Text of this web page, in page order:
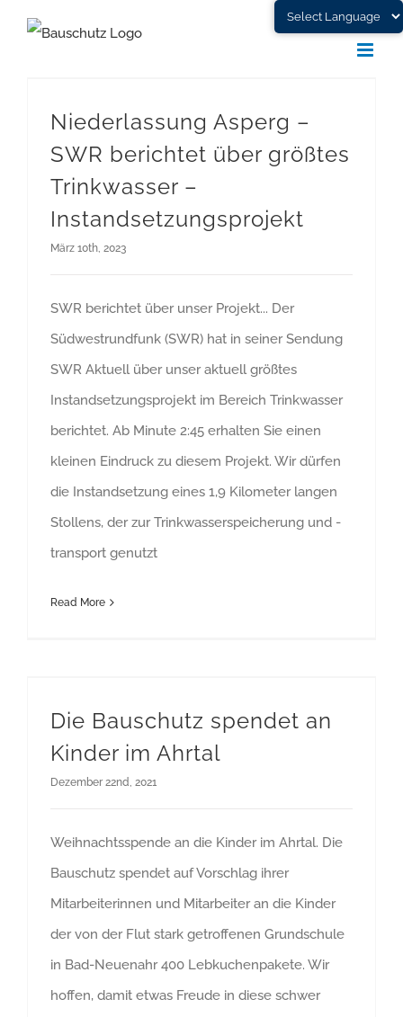
Niederlassung Asperg –
SWR berichtet über größtes
Trinkwasser –
Instandsetzungsprojekt
März 10th, 2023
SWR berichtet über unser Projekt... Der
Südwestrundfunk (SWR) hat in seiner Sendung
SWR Aktuell über unser aktuell größtes
Instandsetzungsprojekt im Bereich Trinkwasser
berichtet. Ab Minute 2:45 erhalten Sie einen
kleinen Eindruck zu diesem Projekt. Wir dürfen
die Instandsetzung eines 1,9 Kilometer langen
Stollens, der zur Trinkwasserspeicherung und -
transport genutzt
Read More
Die Bauschutz spendet an
Kinder im Ahrtal
Dezember 22nd, 2021
Weihnachtsspende an die Kinder im Ahrtal. Die
Bauschutz spendet auf Vorschlag ihrer
Mitarbeiterinnen und Mitarbeiter an die Kinder
der von der Flut stark getroffenen Grundschule
in Bad-Neuenahr 400 Lebkuchenpakete. Wir
hoffen, damit etwas Freude in diese schwer